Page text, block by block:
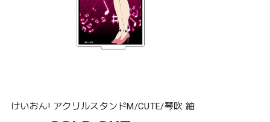
けいおん! アクリルスタンドM/CUTE/琴吹 紬